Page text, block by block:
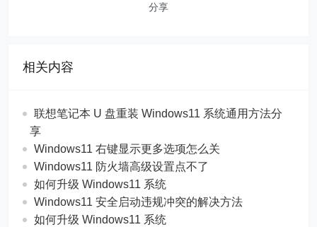
分享
相关内容
联想笔记本 U 盘重装 Windows11 系统通用方法分
享
Windows11 右键显示更多选项怎么关
Windows11 防火墙高级设置点不了
如何升级 Windows11 系统
Windows11 安全启动违规冲突的解决方法
如何升级 Windows11 系统